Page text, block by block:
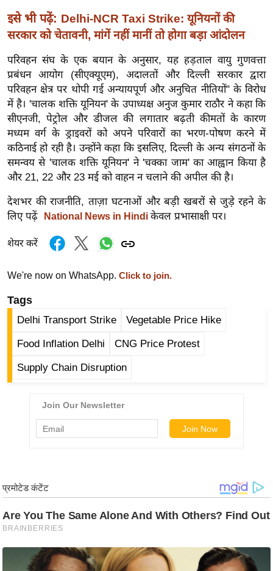
व
र्ल्ड
न्यू
ज
ब्री
फ
म
नो
रं
ज
न
ज
ग
बॉ
वु
ड
हॉ
वु
ड
r
e
a
k
i
इसे भी पढ़ें: Delhi-NCR Taxi Strike: यूनियनों की
सरकार को चेतावनी, मांगें नहीं मानीं तो होगा बड़ा आंदोलन
परिवहन संघ के एक बयान के अनुसार, यह हड़ताल वायु गुणवत्ता
प्रबंधन आयोग (सीएक्यूएम), अदालतों और दिल्ली सरकार द्वारा
परिवहन क्षेत्र पर थोपी गई अन्यायपूर्ण और अनुचित नीतियों" के विरोध
में है। 'चालक शक्ति यूनियन' के उपाध्यक्ष अनुज कुमार राठौर ने कहा कि
सीएनजी, पेट्रोल और डीजल की लगातार बढ़ती कीमतों के कारण
मध्यम वर्ग के ड्राइवरों को अपने परिवारों का भरण-पोषण करने में
कठिनाई हो रही है। उन्होंने कहा कि इसलिए, दिल्ली के अन्य संगठनों के
समन्वय से 'चालक शक्ति यूनियन' ने 'चक्का जाम' का आह्वान किया है
और 21, 22 और 23 मई को वाहन न चलाने की अपील की है।
देशभर की राजनीति, ताज़ा घटनाओं और बड़ी खबरों से जुड़े रहने के
लिए पढ़ें
National News in Hindi केवल प्रभासाक्षी पर।
शेयर करें
We're now on WhatsApp. Click to join.
Tags
Delhi Transport Strike Vegetable Price Hike
Food Inflation Delhi CNG Price Protest
Supply Chain Disruption